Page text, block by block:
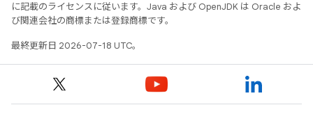
に記載のライセンスに従います。Java および OpenJDK は Oracle およ
び関連会社の商標または登録商標です。
最終更新日 2026-07-18 UTC。